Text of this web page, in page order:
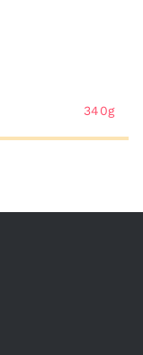
340g